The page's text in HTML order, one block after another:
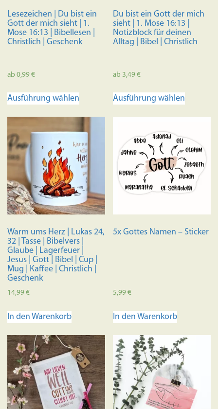
Lesezeichen | Du bist ein
Gott der mich sieht | 1.
Mose 16:13 | Bibellesen |
Christlich | Geschenk
ab 0,99€
Ausführung wählen
auf.
Die
Optionen
können
auf
der
gewählt
werden
Du bist ein Gott der mich
sieht | 1. Mose 16:13 |
Notizblock für deinen
Alltag | Bibel | Christlich
ab 3,49€
Ausführung wählen
auf.
Die
können
gewählt
Warm ums Herz | Lukas 24,
32 | Tasse | Bibelvers |
Glaube | Lagerfeuer |
Jesus | Gott | Bibel | Cup |
Mug | Kaffee | Christlich |
Geschenk
14,99€
In den Warenkorb
5x Gottes Namen – Sticker
5,99€
In den Warenkorb